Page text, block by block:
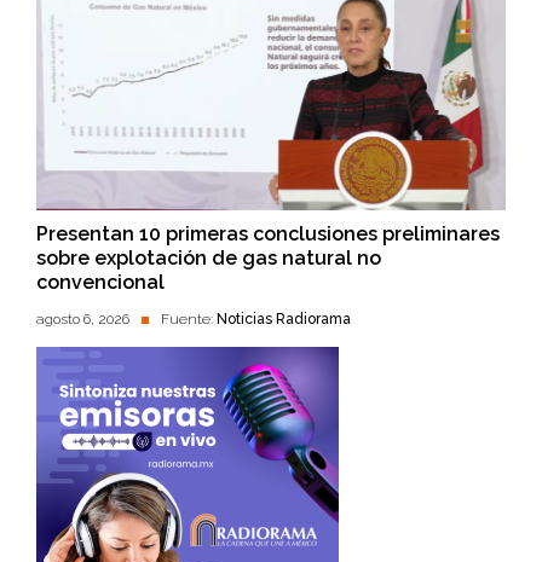
Presentan 10 primeras conclusiones preliminares
sobre explotación de gas natural no
convencional
agosto 6, 2026 Fuente: Noticias Radiorama